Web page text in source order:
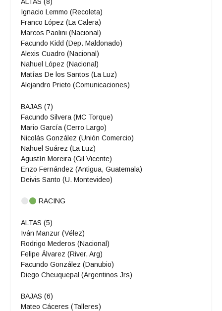
ALTAS (8)
Ignacio Lemmo (Recoleta)
Franco López (La Calera)
Marcos Paolini (Nacional)
Facundo Kidd (Dep. Maldonado)
Alexis Cuadro (Nacional)
Nahuel López (Nacional)
Matías De los Santos (La Luz)
Alejandro Prieto (Comunicaciones)
BAJAS (7)
Facundo Silvera (MC Torque)
Mario García (Cerro Largo)
Nicolás González (Unión Comercio)
Nahuel Suárez (La Luz)
Agustín Moreira (Gil Vicente)
Enzo Fernández (Antigua, Guatemala)
Deivis Santo (U. Montevideo)
RACING
ALTAS (5)
Iván Manzur (Vélez)
Rodrigo Mederos (Nacional)
Felipe Álvarez (River, Arg)
Facundo González (Danubio)
Diego Cheuquepal (Argentinos Jrs)
BAJAS (6)
Mateo Cáceres (Talleres)